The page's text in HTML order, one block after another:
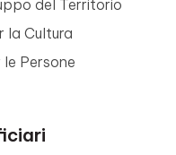
del Territorio
la Cultura
Persone